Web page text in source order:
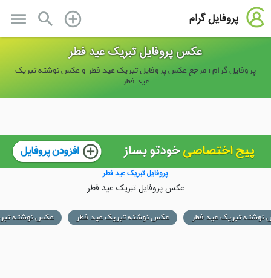
پروفایل گرام add_circle_outline
search
menu
عکس پروفایل تبریک عید فطر
پروفایل گرام : مرجع عکس پروفایل تبریک عید فطر و عکس نوشته تبریک
عید فطر
پروفایل تبریک عید فطر
عکس پروفایل تبریک عید فطر
تبریک عید فطر عکس نوشته تبریک عید فطر عکس نوشته